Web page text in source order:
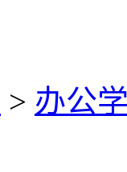
> 办公